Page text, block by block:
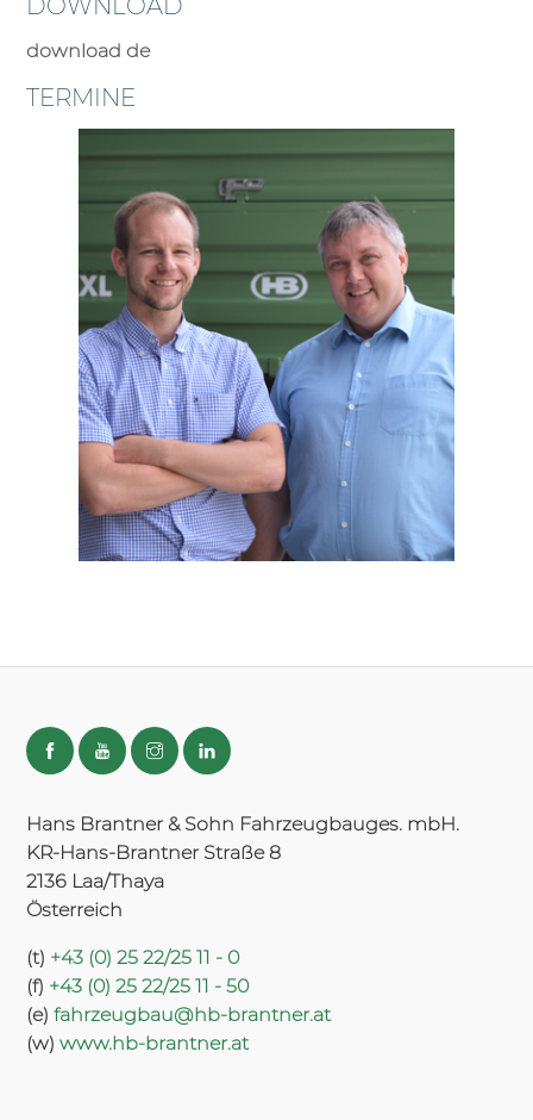
download de
TERMINE
Hans Brantner & Sohn Fahrzeugbauges. mbH.
KR-Hans-Brantner Straße 8
2136 Laa/Thaya
Österreich
(t) +43 (0) 25 22/25 11 - 0
(f) +43 (0) 25 22/25 11 - 50
(e) fahrzeugbau@hb-brantner.at
(w) www.hb-brantner.at